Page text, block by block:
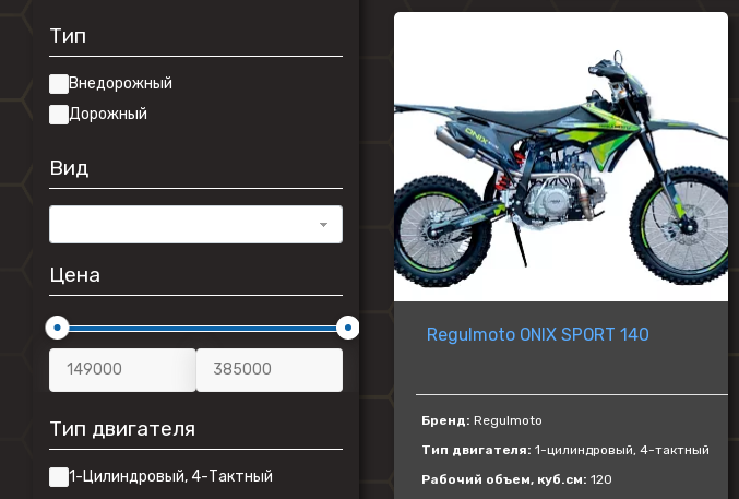
Эндуро мотоциклы
Питбайки
Туристические
мотоциклы
Тип
Внедорожный
Дорожный
Вид
Цена
Тип двигателя
1-Цилиндровый, 4-Тактный
Regulmoto ONIX SPORT 140
Бренд: Regulmoto
Тип двигателя: 1-цилиндровый, 4-тактный
Рабочий объем, куб.см: 120